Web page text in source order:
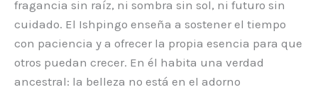
fragancia sin raíz, ni sombra sin sol, ni futuro sin
cuidado. El Ishpingo enseña a sostener el tiempo
con paciencia y a ofrecer la propia esencia para que
otros puedan crecer. En él habita una verdad
ancestral: la belleza no está en el adorno